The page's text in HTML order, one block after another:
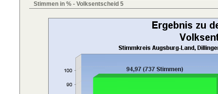
Stimmen in % - Volksentscheid 5